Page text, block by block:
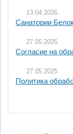
13.04.2026
Санатории
27.05.2025
Согласие на
27.05.2025
Политика